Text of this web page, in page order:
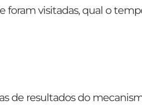
foram visitadas, qual o
de resultados do